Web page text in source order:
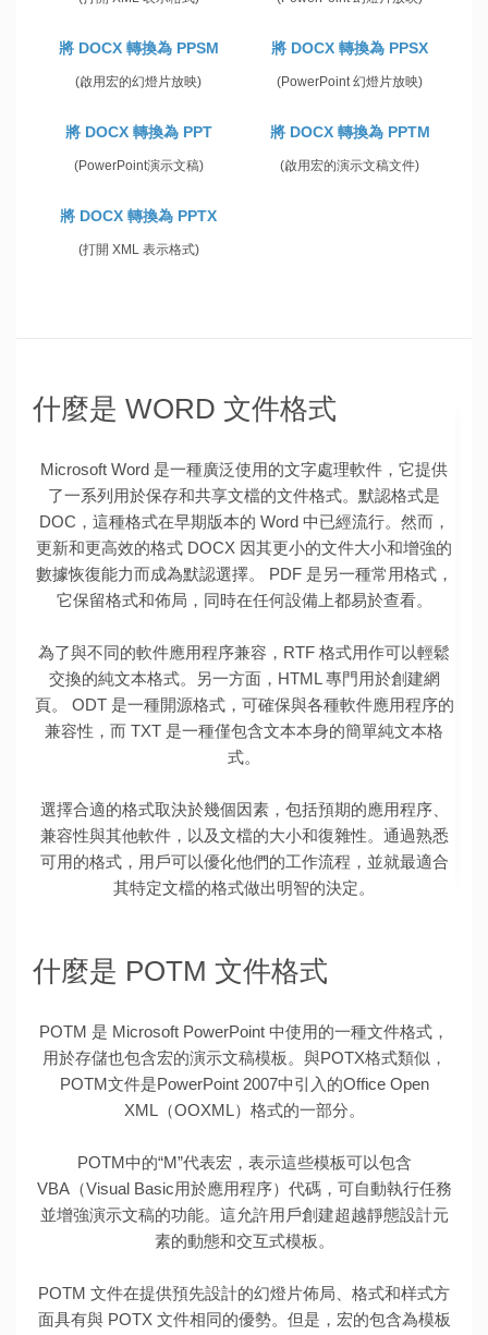
將 DOCX 轉換為 PPSM
(啟用宏的幻燈片放映)
將 DOCX 轉換為 PPSX
(PowerPoint 幻燈片放映)
將 DOCX 轉換為 PPT
(PowerPoint演示文稿)
將 DOCX 轉換為 PPTM
(啟用宏的演示文稿文件)
將 DOCX 轉換為 PPTX
(打開 XML 表示格式)
什麼是 WORD 文件格式
Microsoft Word 是一種廣泛使用的文字處理軟件，它提供
了一系列用於保存和共享文檔的文件格式。默認格式是
DOC，這種格式在早期版本的 Word 中已經流行。然而，
更新和更高效的格式 DOCX 因其更小的文件大小和增強的
數據恢復能力而成為默認選擇。 PDF 是另一種常用格式，
它保留格式和佈局，同時在任何設備上都易於查看。
為了與不同的軟件應用程序兼容，RTF 格式用作可以輕鬆
交換的純文本格式。另一方面，HTML 專門用於創建網
頁。 ODT 是一種開源格式，可確保與各種軟件應用程序的
兼容性，而 TXT 是一種僅包含文本本身的簡單純文本格
式。
選擇合適的格式取決於幾個因素，包括預期的應用程序、
兼容性與其他軟件，以及文檔的大小和復雜性。通過熟悉
可用的格式，用戶可以優化他們的工作流程，並就最適合
其特定文檔的格式做出明智的決定。
什麼是 POTM 文件格式
POTM 是 Microsoft PowerPoint 中使用的一種文件格式，
用於存儲也包含宏的演示文稿模板。與POTX格式類似，
POTM文件是PowerPoint 2007中引入的Office Open
XML（OOXML）格式的一部分。
POTM中的“M”代表宏，表示這些模板可以包含
VBA（Visual Basic用於應用程序）代碼，可自動執行任務
並增強演示文稿的功能。這允許用戶創建超越靜態設計元
素的動態和交互式模板。
POTM 文件在提供預先設計的幻燈片佈局、格式和样式方
面具有與 POTX 文件相同的優勢。但是，宏的包含為模板